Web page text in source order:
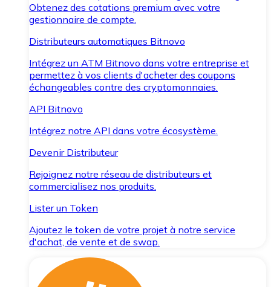
Obtenez des cotations premium avec votre
gestionnaire de compte.
Distributeurs automatiques Bitnovo
Intégrez un ATM Bitnovo dans votre entreprise et
permettez à vos clients d'acheter des coupons
échangeables contre des cryptomonnaies.
API Bitnovo
Intégrez notre API dans votre écosystème.
Devenir Distributeur
Rejoignez notre réseau de distributeurs et
commercialisez nos produits.
Lister un Token
Ajoutez le token de votre projet à notre service
d'achat, de vente et de swap.